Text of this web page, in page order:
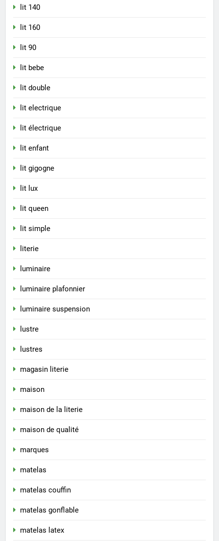
lit 140
lit 160
lit 90
lit bebe
lit double
lit electrique
lit électrique
lit enfant
lit gigogne
lit lux
lit queen
lit simple
literie
luminaire
luminaire plafonnier
luminaire suspension
lustre
lustres
magasin literie
maison
maison de la literie
maison de qualité
marques
matelas
matelas couffin
matelas gonflable
matelas latex